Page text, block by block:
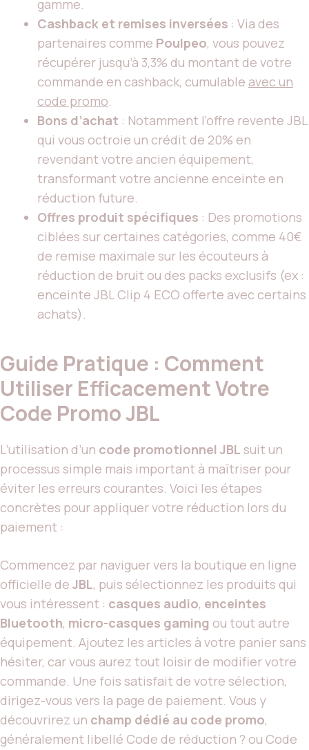
gamme.
Cashback et remises inversées : Via des
partenaires comme Poulpeo, vous pouvez
récupérer jusqu’à 3,3% du montant de votre
commande en cashback, cumulable avec un
code promo
Bons d’achat : Notamment l’offre revente JBL
qui vous octroie un crédit de 20% en
revendant votre ancien équipement,
transformant votre ancienne enceinte en
réduction future.
Offres produit spécifiques : Des promotions
ciblées sur certaines catégories, comme 40€
de remise maximale sur les écouteurs à
réduction de bruit ou des packs exclusifs (ex :
enceinte JBL Clip 4 ECO offerte avec certains
achats).
Guide Pratique : Comment
Utiliser Efficacement Votre
Code Promo JBL
L’utilisation d’un code promotionnel JBL suit un
processus simple mais important à maîtriser pour
éviter les erreurs courantes. Voici les étapes
concrètes pour appliquer votre réduction lors du
paiement :
Commencez par naviguer vers la boutique en ligne
officielle de JBL, puis sélectionnez les produits qui
vous intéressent : casques audio, enceintes
Bluetooth, micro-casques gaming ou tout autre
équipement. Ajoutez les articles à votre panier sans
hésiter, car vous aurez tout loisir de modifier votre
commande. Une fois satisfait de votre sélection,
dirigez-vous vers la page de paiement. Vous y
découvrirez un champ dédié au code promo,
généralement libellé Code de réduction ? ou Code